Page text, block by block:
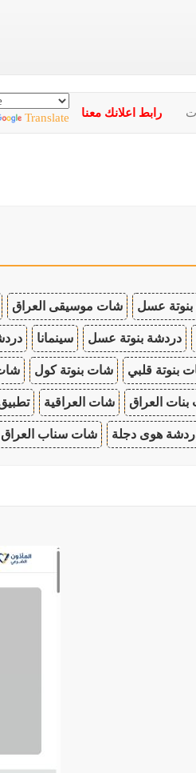
رابط اعلانك معنا Translate
عسل شات موسيقى العراق
دردشة بنوتة عسل سينمانا
بنوتة قلبي شات بنوتة كول
العراق شات العراقية
هوى دجلة شات سناب العراق